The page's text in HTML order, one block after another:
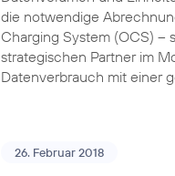
die notwendige
Charging System (OCS) –
strategischen Partner im
Datenverbrauch mit einer
26. Februar 2018